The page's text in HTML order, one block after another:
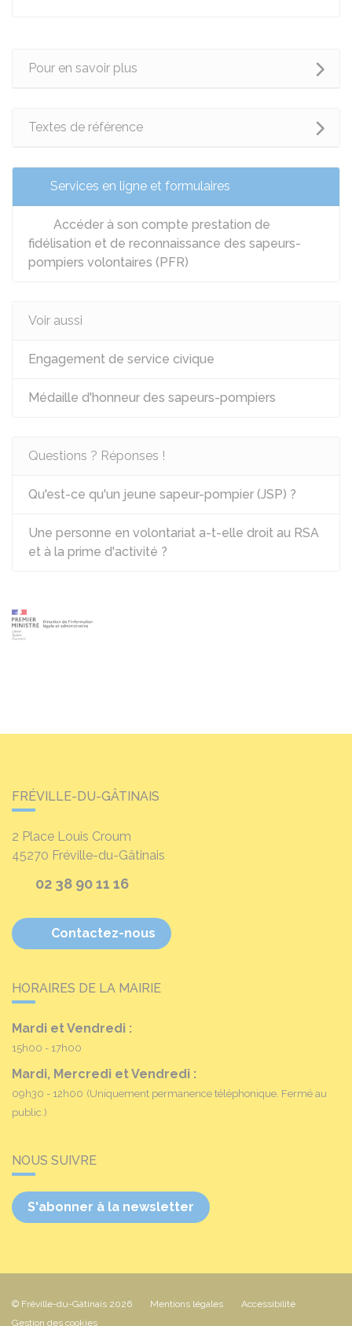
Pour en savoir plus
Textes de référence
Services en ligne et formulaires
Accéder à son compte prestation de
fidélisation et de reconnaissance des sapeurs-
pompiers volontaires (PFR)
Voir aussi
Engagement de service civique
Médaille d'honneur des sapeurs-pompiers
Questions ? Réponses !
Qu'est-ce qu'un jeune sapeur-pompier (JSP) ?
Une personne en volontariat a-t-elle droit au RSA
et à la prime d'activité ?
FRÉVILLE-DU-GÂTINAIS
2 Place Louis Croum
45270 Fréville-du-Gâtinais
02 38 90 11 16
Contactez-nous
HORAIRES DE LA MAIRIE
Mardi et Vendredi :
15h00 - 17h00
Mardi, Mercredi et Vendredi :
09h30 - 12h00 (Uniquement permanence téléphonique. Fermé au
public.)
NOUS SUIVRE
S'abonner à la newsletter
© Fréville-du-Gâtinais 2026 Mentions légales
Accessibilité
Gestion des cookies